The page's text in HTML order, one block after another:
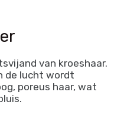
van kroeshaar.
de lucht wordt
poreus haar, wat